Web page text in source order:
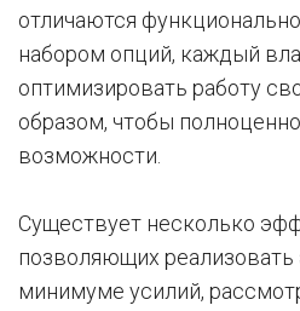
отличаются
набором опций, каждый
оптимизировать работу
образом, чтобы
возможности.
Существует несколько
позволяющих реализовать
минимуме усилий,